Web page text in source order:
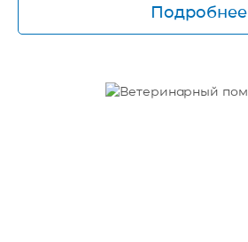
Подробнее